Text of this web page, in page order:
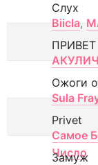
Слух
Biicla,
ПРИВЕТ
АКУЛИЧ
Ожоги
Sula
Privet
Самое
Число
Замуж